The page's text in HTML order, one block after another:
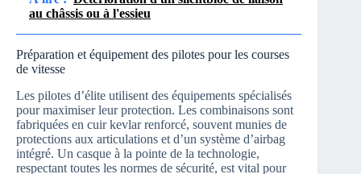
au châssis ou à l'essieu
Préparation et équipement des pilotes pour les courses
de vitesse
Les pilotes d’élite utilisent des équipements spécialisés
pour maximiser leur protection. Les combinaisons sont
fabriquées en cuir kevlar renforcé, souvent munies de
protections aux articulations et d’un système d’airbag
intégré. Un casque à la pointe de la technologie,
respectant toutes les normes de sécurité, est vital pour